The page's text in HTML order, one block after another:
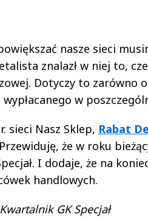
nasze sieci
znalazł w niej to,
Dotyczy to zarówno
wypłacanego w
sieci Nasz Sklep, Rabat
że w roku
I dodaje, że na
handlowych.
GK Specjał